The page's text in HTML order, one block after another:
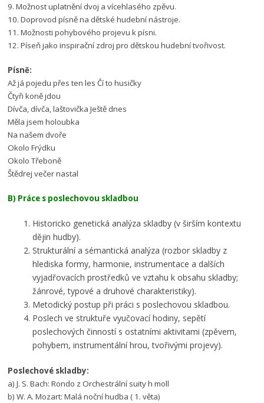
9. Možnost uplatnění dvoj a vícehlasého zpěvu.
10. Doprovod písně na dětské hudební nástroje.
11. Možnosti pohybového projevu k písni.
12. Píseň jako inspirační zdroj pro dětskou hudební tvořivost.
Písně:
Až já pojedu přes ten les Čí to husičky
Čtyři koně jdou
Dívča, dívča, laštovička Ještě dnes
Měla jsem holoubka
Na našem dvoře
Okolo Frýdku
Okolo Třeboně
Štědrej večer nastal
B) Práce s poslechovou skladbou
Historicko genetická analýza skladby (v širším kontextu
dějin hudby).
Strukturální a sémantická analýza (rozbor skladby z
hlediska formy, harmonie, instrumentace a dalších
vyjadřovacích prostředků ve vztahu k obsahu skladby;
žánrové, typové a druhové charakteristiky).
Metodický postup při práci s poslechovou skladbou.
Poslech ve struktuře vyučovací hodiny, sepětí
poslechových činností s ostatními aktivitami (zpěvem,
pohybem, instrumentální hrou, tvořivými projevy).
Poslechové skladby:
a) J. S. Bach: Rondo z Orchestrální suity h moll
b) W. A. Mozart: Malá noční hudba ( 1. věta)